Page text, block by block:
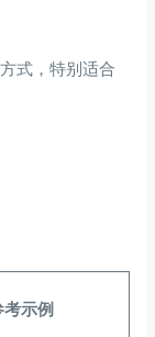
式，特别适合
考示例